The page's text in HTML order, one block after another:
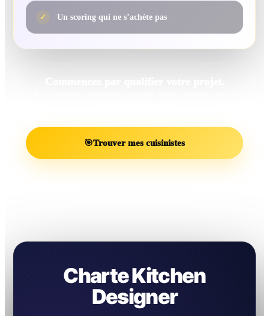
✓ Un scoring qui ne s’achète pas
🎯Trouver mes cuisinistes
Charte Kitchen
Designer